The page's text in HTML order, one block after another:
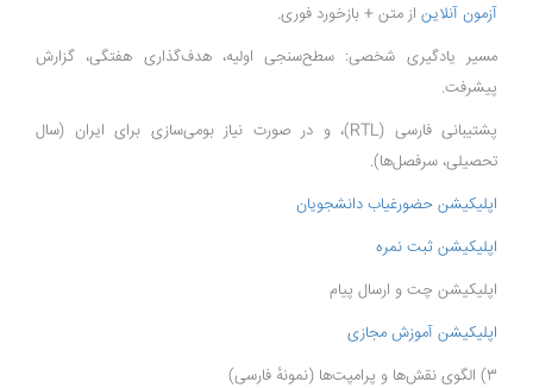
آزمون آنلاین از متن + بازخورد فوری.
مسیر یادگیری شخصی: سطح‌سنجی اولیه، هدف‌گذاری هفتگی، گزارش
پیشرفت.
پشتیبانی فارسی (RTL)، و در صورت نیاز بومی‌سازی برای ایران (سال
تحصیلی، سرفصل‌ها).
اپلیکیشن حضورغیاب دانشجویان
اپلیکیشن ثبت نمره
اپلیکیشن چت و ارسال پیام
اپلیکیشن آموزش مجازی
3) الگوی نقش‌ها و پرامپت‌ها (نمونهٔ فارسی)